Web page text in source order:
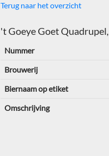
Terug naar het overzicht
't Goeye Goet Quadrupel,
Nummer
Brouwerij
Biernaam op etiket
Omschrijving